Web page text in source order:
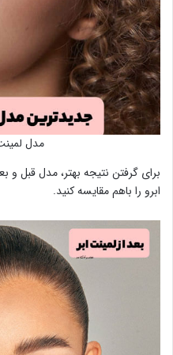
مدل
برای گرفتن نتیجه بهتر، مدل قبل و
ابرو را باهم مقایسه کنید.